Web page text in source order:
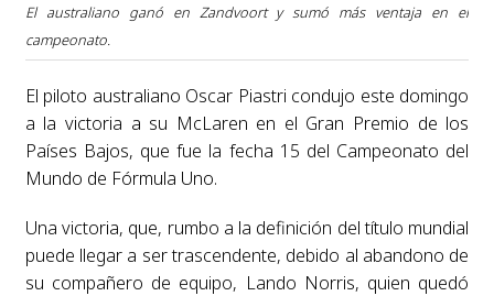
El australiano ganó en Zandvoort y sumó más ventaja en el
campeonato.
El piloto australiano Oscar Piastri condujo este domingo
a la victoria a su McLaren en el Gran Premio de los
Países Bajos, que fue la fecha 15 del Campeonato del
Mundo de Fórmula Uno.
Una victoria, que, rumbo a la definición del título mundial
puede llegar a ser trascendente, debido al abandono de
su compañero de equipo, Lando Norris, quien quedó